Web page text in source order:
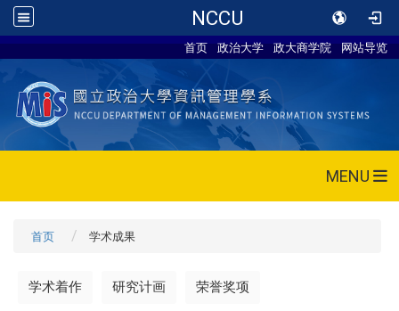
NCCU
首页 政治大学 政大商学院 网站导览
MENU
首页 学术成果
学术着作 研究计画 荣誉奖项